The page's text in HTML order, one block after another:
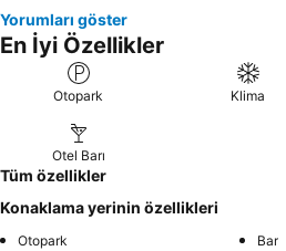
Yorumları göster
En İyi Özellikler
Otopark Klima
Otel Barı
Tüm özellikler
Konaklama yerinin özellikleri
Otopark
Bar